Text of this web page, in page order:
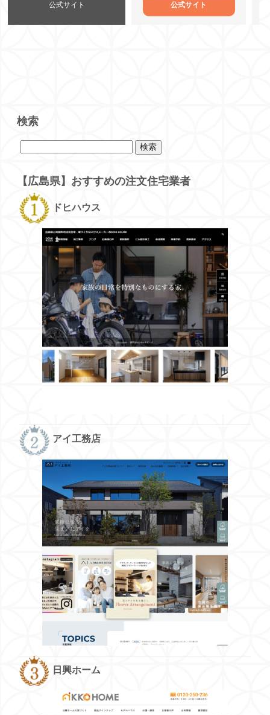
公式サイト 公式サイト
検索
【広島県】おすすめの注文住宅業者
ドヒハウス
アイ工務店
日興ホーム